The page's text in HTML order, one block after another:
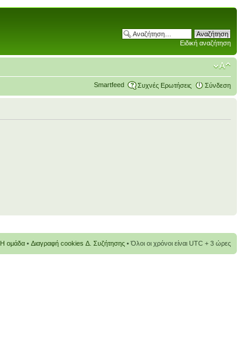
Ειδική αναζήτηση
Smartfeed Συχνές Ερωτήσεις Σύνδεση
Η ομάδα • Διαγραφή cookies Δ. Συζήτησης • Όλοι οι χρόνοι είναι UTC + 3 ώρες